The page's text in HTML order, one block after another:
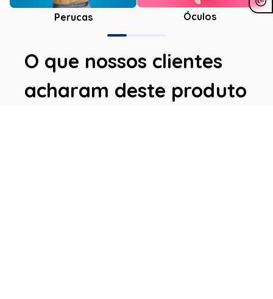
Perucas Óculos
O que nossos clientes
acharam deste produto